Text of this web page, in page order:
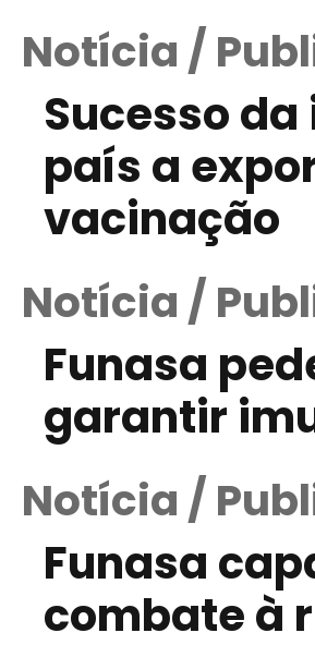
Notícia /
Sucesso
país a
vacinação
Notícia /
Funasa
garantir
Notícia /
Funasa
combate à